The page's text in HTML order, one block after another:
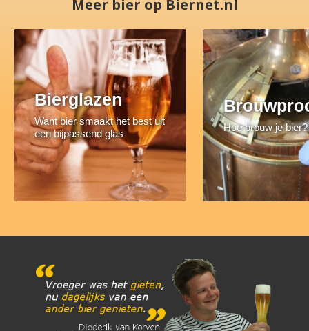
Meer bier op Biernet.nl
Bierglazen
Want bier smaakt het best uit
een bijpassend glas
Hoe brouw je bier?